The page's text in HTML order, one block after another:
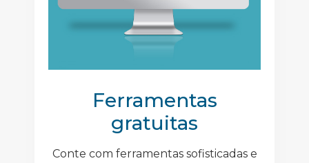
Ferramentas
gratuitas
Conte com ferramentas sofisticadas e